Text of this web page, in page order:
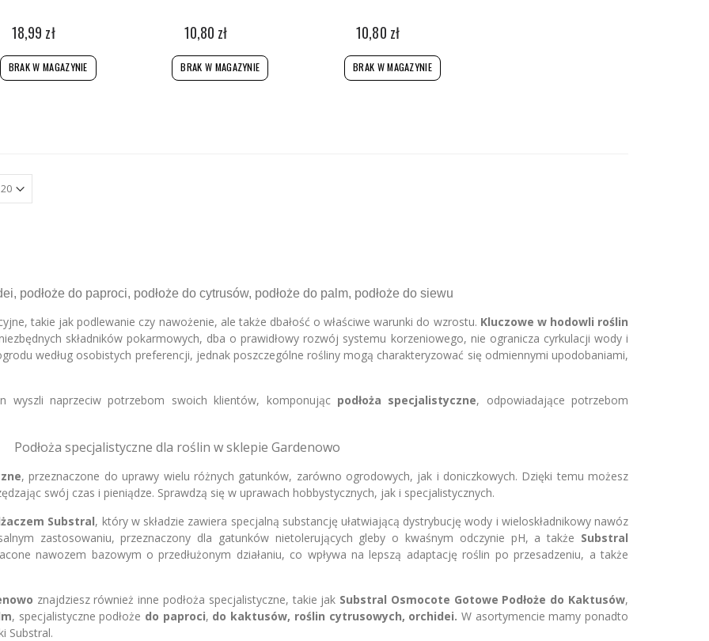
18,99 zł
BRAK W MAGAZYNIE
10,80 zł
BRAK W MAGAZYNIE
10,80 zł
BRAK W MAGAZYNIE
podłoże do paproci, podłoże do cytrusów, podłoże do palm, podłoże do siewu
takie jak podlewanie czy nawożenie, ale także dbałość o właściwe warunki do wzrostu. Kluczowe w hodowli roślin
składników pokarmowych, dba o prawidłowy rozwój systemu korzeniowego, nie ogranicza cyrkulacji wody i
według osobistych preferencji, jednak poszczególne rośliny mogą charakteryzować się odmiennymi upodobaniami,
wyszli naprzeciw potrzebom swoich klientów, komponując podłoża specjalistyczne, odpowiadające potrzebom
Podłoża specjalistyczne dla roślin w sklepie Gardenowo
, przeznaczone do uprawy wielu różnych gatunków, zarówno ogrodowych, jak i doniczkowych. Dzięki temu możesz
swój czas i pieniądze. Sprawdzą się w uprawach hobbystycznych, jak i specjalistycznych.
Substral, który w składzie zawiera specjalną substancję ułatwiającą dystrybucję wody i wieloskładnikowy nawóz
zastosowaniu, przeznaczony dla gatunków nietolerujących gleby o kwaśnym odczynie pH, a także Substral
nawozem bazowym o przedłużonym działaniu, co wpływa na lepszą adaptację roślin po przesadzeniu, a także
znajdziesz również inne podłoża specjalistyczne, takie jak Substral Osmocote Gotowe Podłoże do Kaktusów,
, specjalistyczne podłoże do paproci, do kaktusów, roślin cytrusowych, orchidei. W asortymencie mamy ponadto
Substral.